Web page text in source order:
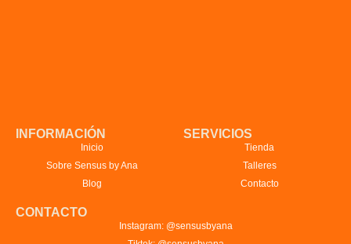
INFORMACIÓN
Inicio
Sobre Sensus by Ana
Blog
SERVICIOS
Tienda
Talleres
Contacto
CONTACTO
Instagram: @sensusbyana